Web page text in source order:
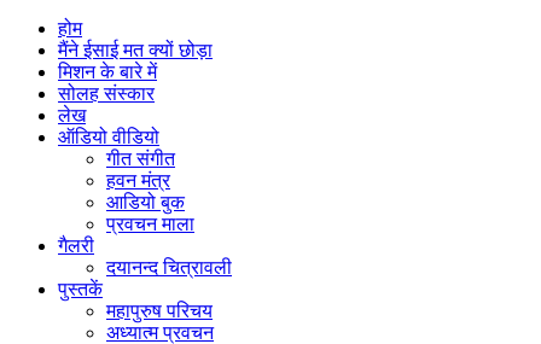
होम
मैंने ईसाई मत क्यों छोड़ा
मिशन के बारे में
सोलह संस्कार
लेख
ऑडियो वीडियो
गीत संगीत
हवन मंत्र
आडियो बुक
प्रवचन माला
गैलरी
दयानन्द चित्रावली
पुस्तकें
महापुरुष परिचय
अध्यात्म प्रवचन